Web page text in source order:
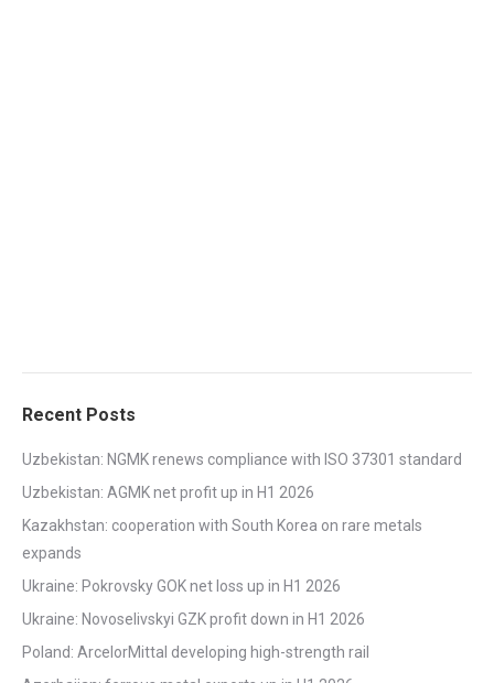
Recent Posts
Uzbekistan: NGMK renews compliance with ISO 37301 standard
Uzbekistan: AGMK net profit up in H1 2026
Kazakhstan: cooperation with South Korea on rare metals
expands
Ukraine: Pokrovsky GOK net loss up in H1 2026
Ukraine: Novoselivskyi GZK profit down in H1 2026
Poland: ArcelorMittal developing high-strength rail